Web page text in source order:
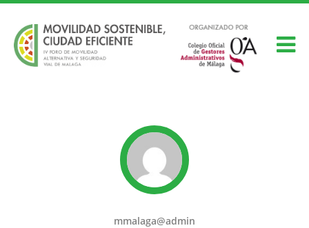
mmalaga@admin